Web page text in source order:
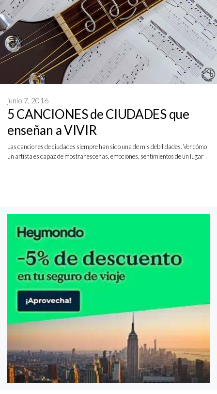
5 CANCIONES de CIUDADES que
enseñan a VIVIR
junio 7, 2016
Las canciones de ciudades siempre han sido una de mis debilidades. Ver cómo
un artista es capaz de mostrar escenas, emociones, sentimientos de un lugar